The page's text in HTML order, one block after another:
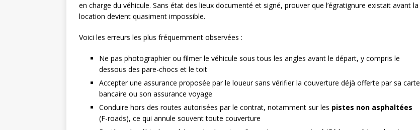
en charge du véhicule. Sans état des lieux documenté et signé, prouver que l’égratignure existait avant la
location devient quasiment impossible.
Voici les erreurs les plus fréquemment observées :
Ne pas photographier ou filmer le véhicule sous tous les angles avant le départ, y compris le
dessous des pare-chocs et le toit
Accepter une assurance proposée par le loueur sans vérifier la couverture déjà offerte par sa carte
bancaire ou son assurance voyage
Conduire hors des routes autorisées par le contrat, notamment sur les pistes non asphaltées
(F-roads), ce qui annule souvent toute couverture